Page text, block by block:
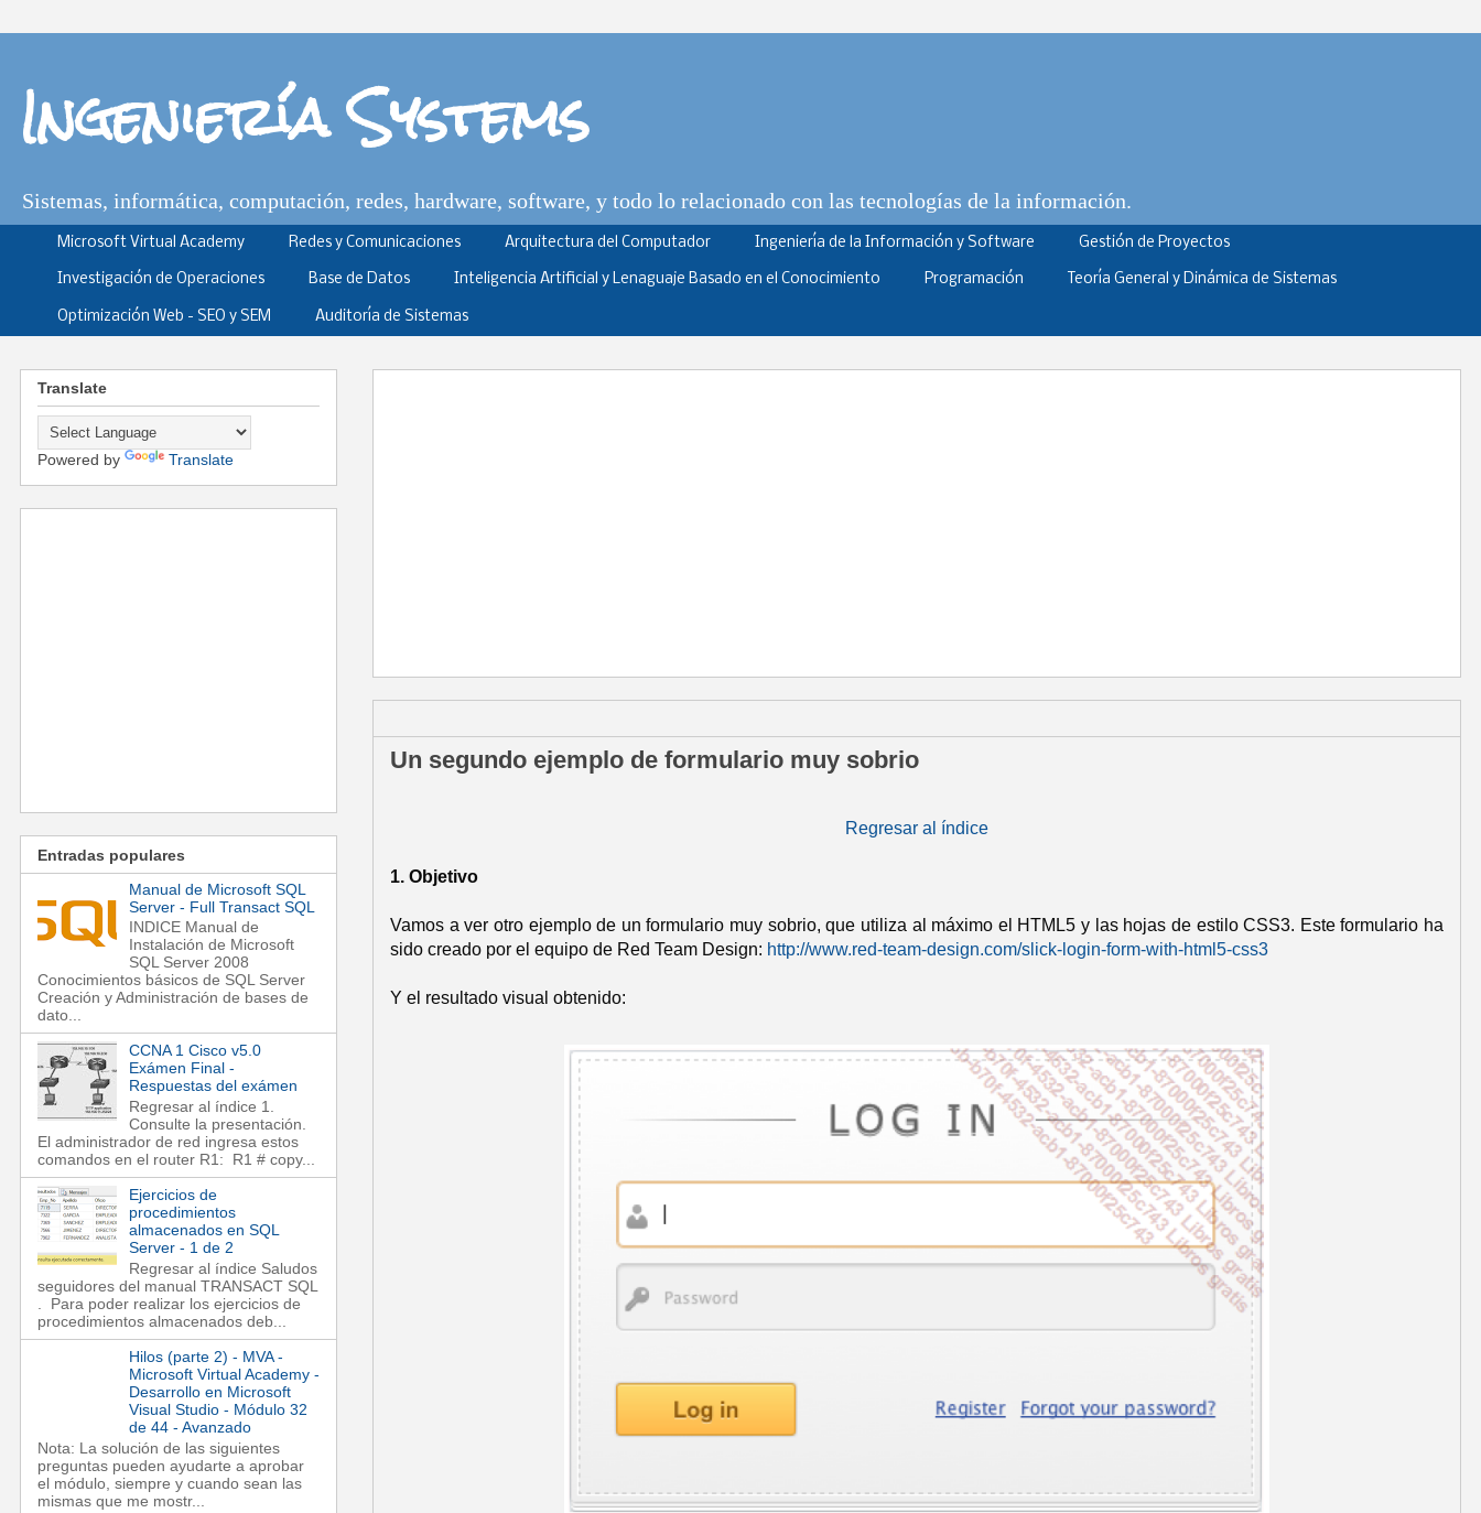
Ingeniería Systems
Sistemas, informática, computación, redes, hardware, software, y todo lo relacionado con las tecnologías de la información.
Microsoft Virtual Academy Redes y Comunicaciones Arquitectura del Computador Ingeniería de la Información y Software Gestión de Proyectos
Investigación de Operaciones Base de Datos Inteligencia Artificial y Lenaguaje Basado en el Conocimiento Programación Teoría General y Dinámica de Sistemas
Optimización Web - SEO y SEM Auditoría de Sistemas
Un segundo ejemplo de formulario muy sobrio
Regresar al índice
1. Objetivo
Vamos a ver otro ejemplo de un formulario muy sobrio, que utiliza al máximo el HTML5 y las hojas de estilo CSS3. Este formulario ha
sido creado por el equipo de Red Team Design: http://www.red-team-design.com/slick-login-form-with-html5-css3
Y el resultado visual obtenido:
Translate
Powered by Translate
Entradas populares
Manual de Microsoft SQL
Server - Full Transact SQL
INDICE Manual de
Instalación de Microsoft
SQL Server 2008
Conocimientos básicos de SQL Server
Creación y Administración de bases de
dato...
CCNA 1 Cisco v5.0
Exámen Final -
Respuestas del exámen
Regresar al índice 1.
Consulte la presentación.
El administrador de red ingresa estos
comandos en el router R1: R1 # copy...
Ejercicios de
procedimientos
almacenados en SQL
Server - 1 de 2
Regresar al índice Saludos
seguidores del manual TRANSACT SQL
. Para poder realizar los ejercicios de
procedimientos almacenados deb...
Hilos (parte 2) - MVA -
Microsoft Virtual Academy -
Desarrollo en Microsoft
Visual Studio - Módulo 32
de 44 - Avanzado
Nota: La solución de las siguientes
preguntas pueden ayudarte a aprobar
el módulo, siempre y cuando sean las
mismas que me mostr...